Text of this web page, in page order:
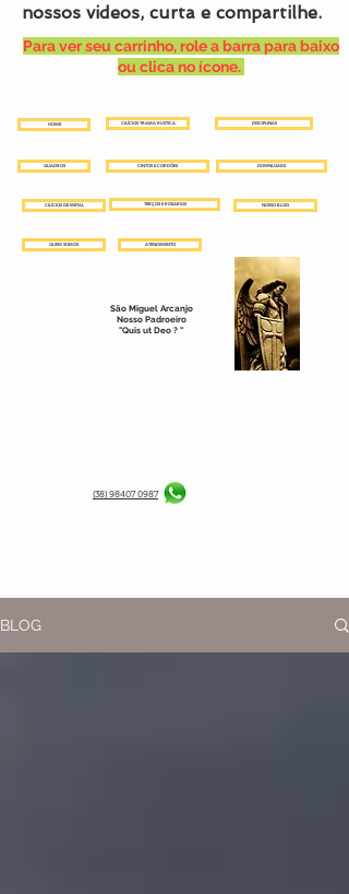
nossos videos, curta e compartilhe.
Para ver seu carrinho, role a barra para baixo
ou clica no ícone.
HOME CILÍCIOS TRAMA RUSTICA DISCIPLINAS
QUADROS CINTOS E CORDÕES DOWNLOADS
CILÍCIOS DE METAL TERÇOS E ROSARIOS NOSSO BLOG
QUEM SOMOS ATENDIMENTO
São Miguel Arcanjo
Nosso Padroeiro
"Quis ut Deo ? "
(38) 98407 0987
BLOG